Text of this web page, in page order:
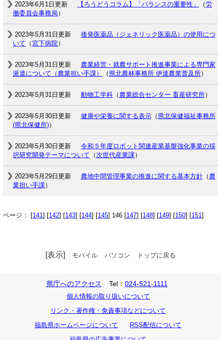
2023年6月1日更新 【ろうどうコラム】「バランスの重要性」 （労
働委員会事務局 ）
2023年5月31日更新
後発医薬品（ジェネリック医薬品）の使用につ
いて （宮下病院）
2023年5月31日更新
農業経営・就農サポート推進事業による専門家
派遣について（農業担い手課）
（ 県北農林事務所 伊達農業普及所）
2023年5月31日更新 動物工学科（ 農業総合センター 畜産研究所）
2023年5月30日更新 健康や栄養に関する表示（ 県北保健福祉事務所
(県北保健所)）
2023年5月30日更新
令和５年度ロボット関連産業基盤強化事業の採
択研究開発テーマについて （次世代産業課）
2023年5月29日更新 農地中間管理事業の推進に関する基本方針（ 農
業担い手課）
ページ： [141] [142] [143] [144] [145] 146 [147] [148] [149] [150] [151]
[表示] モバイル パソコン トップに戻る
県庁へのアクセス Tel： 024-521-1111
個人情報の取り扱いについて
リンク・著作権・免責事項などについて
福島県ホームページについて
RSS配信について